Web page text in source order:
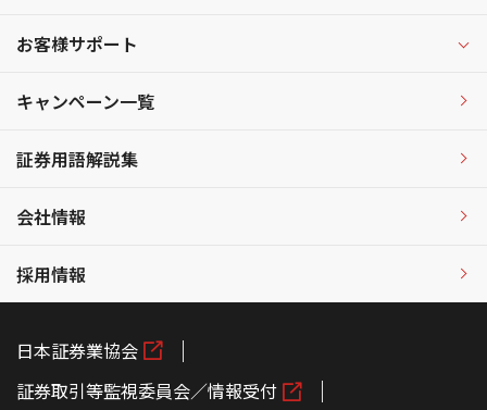
お客様サポート
キャンペーン一覧
証券用語解説集
会社情報
採用情報
日本証券業協会
証券取引等監視委員会／情報受付